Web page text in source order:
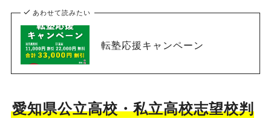
あわせて読みたい
転塾応援キャンペーン
愛知県公立高校・私立高校志望校判